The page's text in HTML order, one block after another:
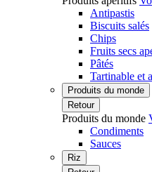
Antipastis
Biscuits salés
Chips
Fruits secs
Pâtés
Tartinable et
Produits du monde
Retour
Produits du monde
Condiments
Sauces
Riz